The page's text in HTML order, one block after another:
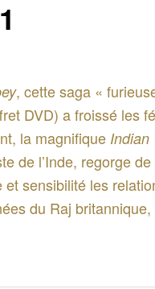
, cette saga «
DVD) a froissé les
la magnifique Indian
de l’Inde, regorge
et sensibilité les
du Raj